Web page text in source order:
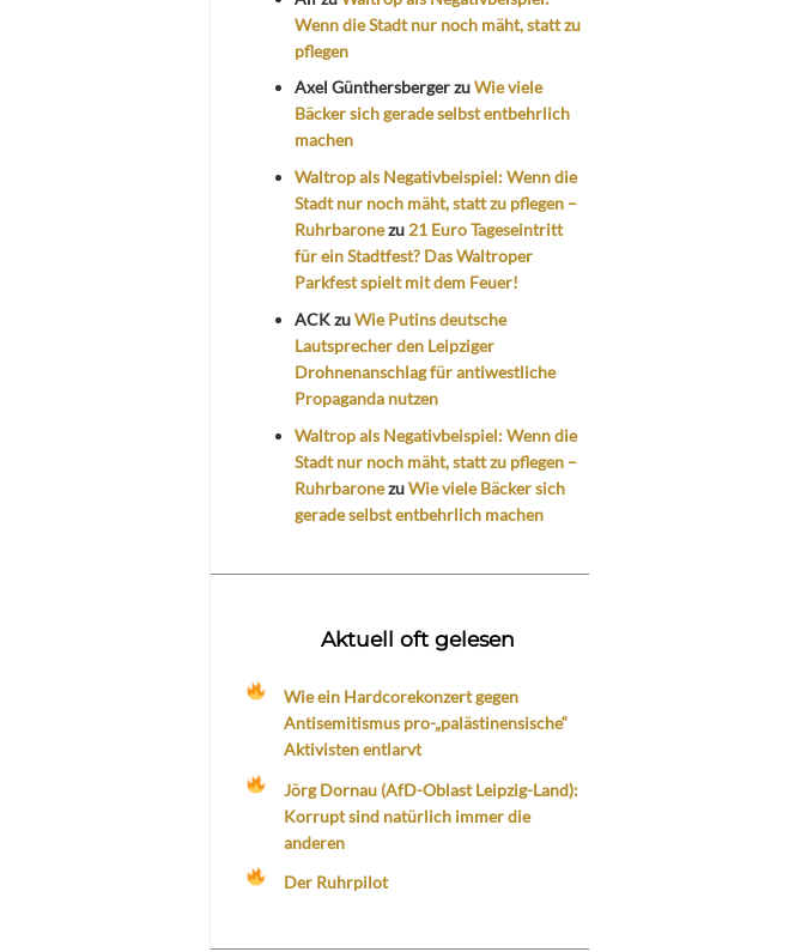
Wenn die Stadt nur noch mäht, statt zu
pflegen
Axel GünthersbergerzuWie viele
Bäcker sich gerade selbst entbehrlich
machen
Waltrop als Negativbeispiel: Wenn die
Stadt nur noch mäht, statt zu pflegen –
Ruhrbaronezu 21 Euro Tageseintritt
für ein Stadtfest? Das Waltroper
Parkfest spielt mit dem Feuer!
ACKzuWie Putins deutsche
Lautsprecher den Leipziger
Drohnenanschlag für antiwestliche
Propaganda nutzen
Waltrop als Negativbeispiel: Wenn die
Stadt nur noch mäht, statt zu pflegen –
RuhrbaronezuWie viele Bäcker sich
gerade selbst entbehrlich machen
Aktuell oft gelesen
Wie ein Hardcorekonzert gegen
Antisemitismus pro-„palästinensische“
Aktivisten entlarvt
Jörg Dornau (AfD-Oblast Leipzig-Land):
Korrupt sind natürlich immer die
anderen
Der Ruhrpilot